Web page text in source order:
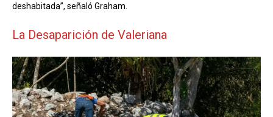
deshabitada”, señaló Graham.
La Desaparición de Valeriana